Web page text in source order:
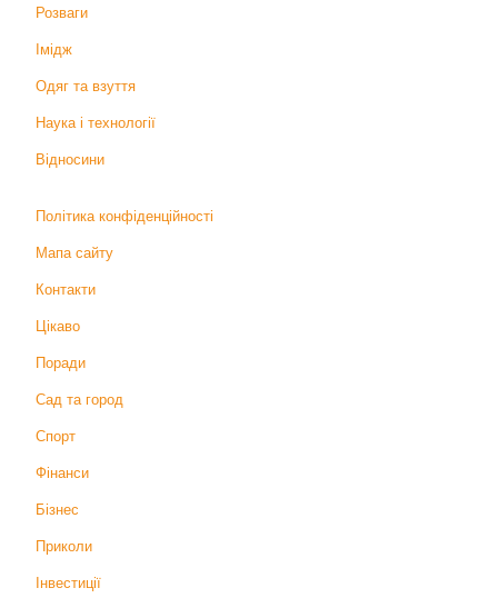
Розваги
Імідж
Одяг та взуття
Наука і технології
Відносини
Політика конфіденційності
Мапа сайту
Контакти
Цікаво
Поради
Сад та город
Спорт
Фінанси
Бізнес
Приколи
Інвестиції